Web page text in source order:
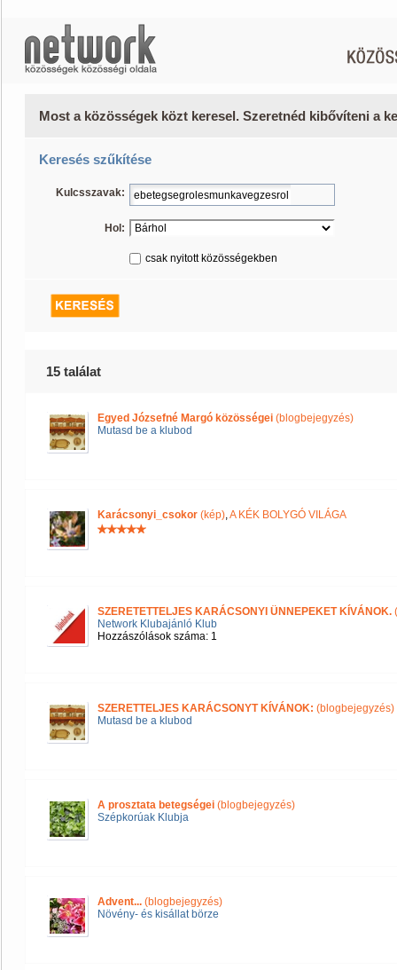
Most a közösségek közt keresel. Szeretnéd kibővíteni a
Keresés szűkítése
Kulcsszavak:
Hol:
csak nyitott közösségekben
15 találat
Egyed Józsefné Margó közösségei (blogbejegyzés)
Mutasd be a klubod
Karácsonyi_csokor (kép),A KÉK BOLYGÓ VILÁGA
SZERETETTELJES KARÁCSONYI ÜNNEPEKET KÍVÁNOK.
Network Klubajánló Klub
Hozzászólások száma: 1
SZERETTELJES KARÁCSONYT KÍVÁNOK: (blogbejegyzés)
Mutasd be a klubod
A prosztata betegségei (blogbejegyzés)
Szépkorúak Klubja
Advent... (blogbejegyzés)
Növény- és kisállat börze